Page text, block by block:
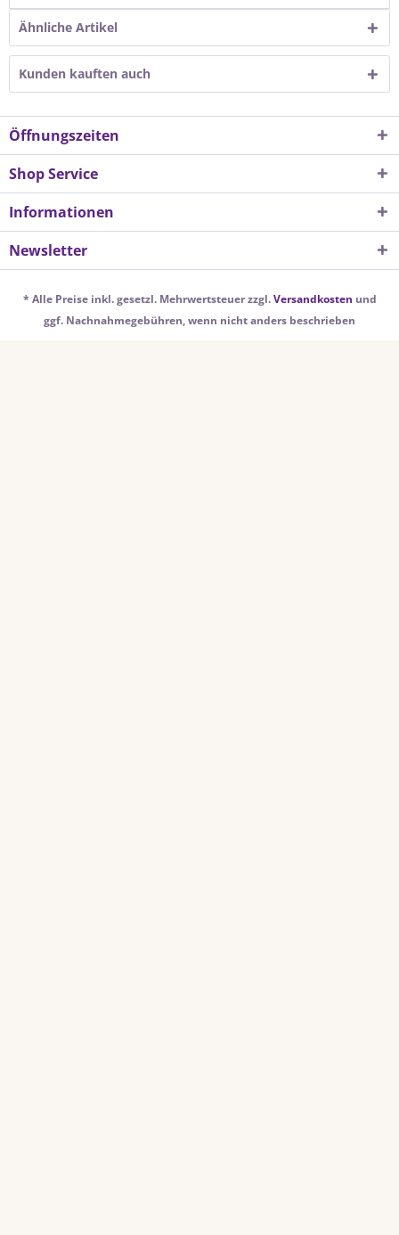
Ähnliche Artikel
Kunden kauften auch
Öffnungszeiten
Shop Service
Informationen
Newsletter
* Alle Preise inkl. gesetzl. Mehrwertsteuer zzgl.Versandkosten und
ggf. Nachnahmegebühren, wenn nicht anders beschrieben